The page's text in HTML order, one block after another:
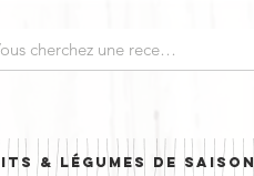
& LÉGUMES DE SAISON